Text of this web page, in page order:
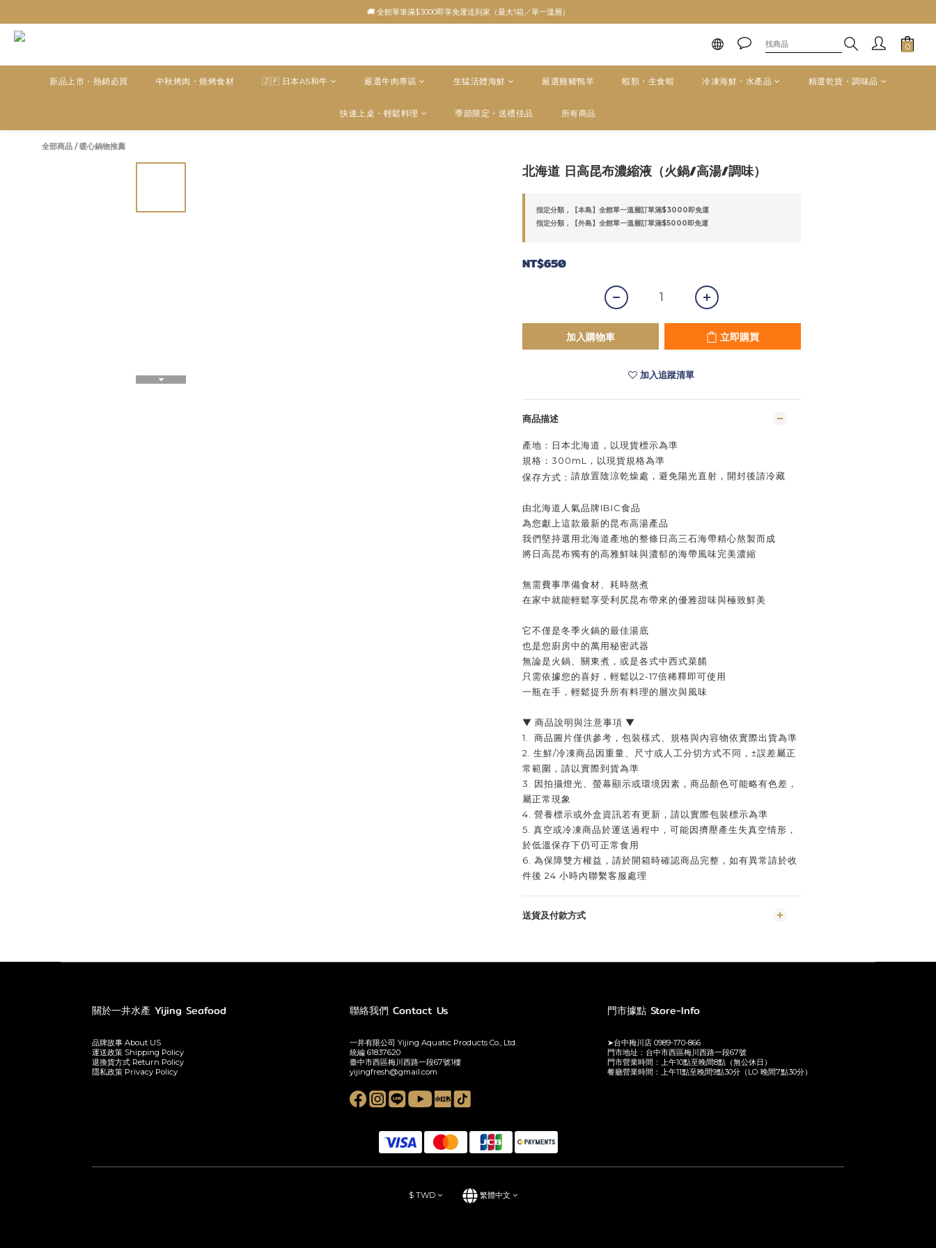
🚚 全館單筆滿$3000即享免運送到家（最大1箱／單一溫層）
新品上市・熱銷必買 中秋烤肉・燒烤食材 🇯🇵 日本A5和牛 嚴選牛肉專區 生猛活體海鮮 嚴選雞豬鴨羊 蝦類・生食蝦 冷凍海鮮・水產品 精選乾貨・調味品
快速上桌・輕鬆料理 季節限定・送禮佳品 所有商品
全部商品 /暖心鍋物推薦
北海道 日高昆布濃縮液（火鍋/高湯/調味）
指定分類，【本島】全館單一溫層訂單滿$3000即免運
指定分類，【外島】全館單一溫層訂單滿$5000即免運
NT$650
加入購物車 立即購買
加入追蹤清單
商品描述
產地： 日本北海道， 以現貨標示為準
規格： 300mL， 以現貨規格為準
保存方式： 請放置陰涼乾燥處，避免陽光直射，開封後請冷藏
由北海道人氣品牌IBIC食品
為您獻上這款最新的昆布高湯產品
我們堅持選用北海道產地的整條日高三石海帶精心熬製而成
將日高昆布獨有的高雅鮮味與濃郁的海帶風味完美濃縮
無需費事準備食材、耗時熬煮
在家中就能輕鬆享受利尻昆布帶來的優雅甜味與極致鮮美
它不僅是冬季火鍋的最佳湯底
也是您廚房中的萬用秘密武器
無論是火鍋、關東煮，或是各式中西式菜餚
只需依據您的喜好，輕鬆以2-17倍稀釋即可使用
一瓶在手，輕鬆提升所有料理的層次與風味
▼ 商品說明與注意事項 ▼
1. 商品圖片僅供參考，包裝樣式、規格與內容物依實際出貨為準
2. 生鮮/冷凍商品因重量、尺寸或人工分切方式不同，±誤差屬正
常範圍，請以實際到貨為準
3. 因拍攝燈光、螢幕顯示或環境因素，商品顏色可能略有色差，
屬正常現象
4. 營養標示或外盒資訊若有更新，請以實際包裝標示為準
5. 真空或冷凍商品於運送過程中，可能因擠壓產生失真空情形，
於低溫保存下仍可正常食用
6. 為保障雙方權益，請於開箱時確認商品完整，如有異常請於收
件後 24 小時內聯繫客服處理
送貨及付款方式
關於一井水產 Yijing Seafood
品牌故事 About US
運送政策 Shipping Policy
退換貨方式 Return Policy
隱私政策 Privacy Policy
聯絡我們 Contact Us
一井有限公司 Yijing Aquatic Products Co., Ltd.
統編 61837620
臺中市西區梅川西路一段67號1樓
yijingfresh@gmail.com
門市據點 Store-Info
➤台中梅川店 0989-170-866
門市地址：台中市西區梅川西路一段67號
門市營業時間：上午10點至晚間8點（無公休日）
餐廳營業時間：上午11點至晚間9點30分（LO 晚間7點30分）
$ TWD 繁體中文